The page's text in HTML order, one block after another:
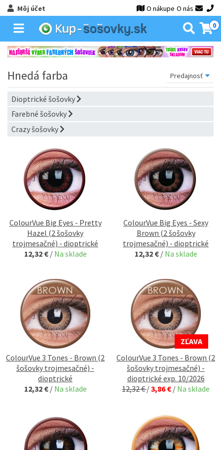
Môj účet O nákupe O nás
0
Hnedá farba
Dioptrické šošovky
Farebné šošovky
Crazy šošovky
ColourVue Big Eyes - Pretty
Hazel (2 šošovky
trojmesačné) - dioptrické
12,32 € / Na sklade
ColourVue Big Eyes - Sexy
Brown (2 šošovky
trojmesačné) - dioptrické
12,32 € / Na sklade
ColourVue 3 Tones - Brown (2
šošovky trojmesačné) -
dioptrické
12,32 € / Na sklade
ZĽAVA
ColourVue 3 Tones - Brown (2
šošovky trojmesačné) -
dioptrické exp. 10/2026
12,32 €/3,86 € / Na sklade